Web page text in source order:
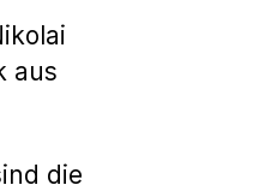
aus
die